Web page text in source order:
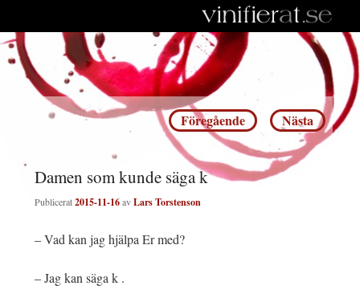
Inläggsnavigering
Föregående Nästa
Damen som kunde säga k
Publicerat2015-11-16avLars Torstenson
– Vad kan jag hjälpa Er med?
– Jag kan säga k .